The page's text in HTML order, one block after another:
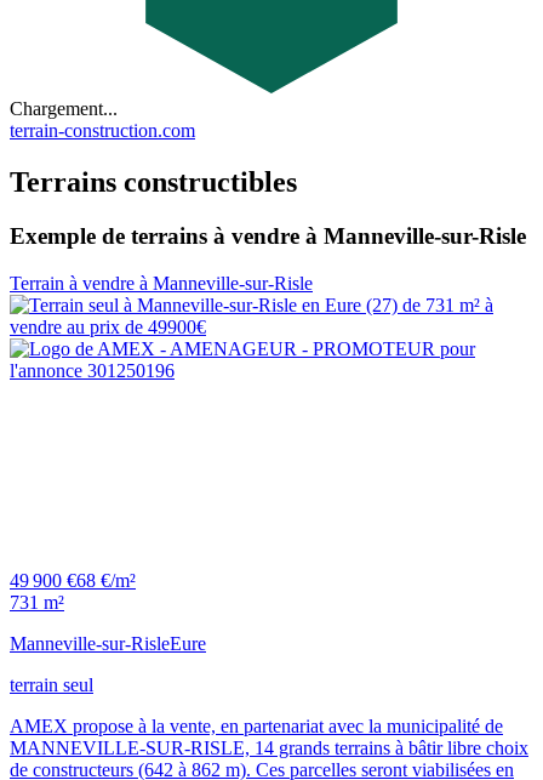
Chargement...
terrain-construction.com
Terrains constructibles
Exemple de terrains à vendre à Manneville-sur-Risle
Terrain à vendre à Manneville-sur-Risle
49 900 €68 €/m²
731 m²
Manneville-sur-RisleEure
terrain seul
AMEX propose à la vente, en partenariat avec la municipalité de
MANNEVILLE-SUR-RISLE, 14 grands terrains à bâtir libre choix
de constructeurs (642 à 862 m). Ces parcelles seront viabilisées en